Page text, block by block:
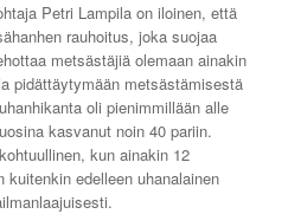
Petri Lampila on iloinen, että
rauhoitus, joka suojaa
metsästäjiä olemaan ainakin
pidättäytymään metsästämisestä
oli pienimmillään alle
kasvanut noin 40 pariin.
kun ainakin 12
edelleen uhanalainen